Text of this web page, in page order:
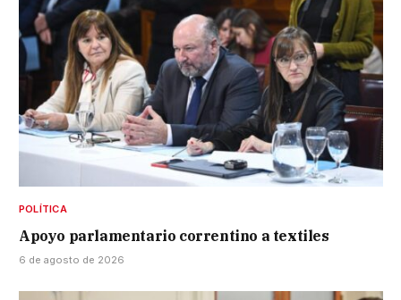
POLÍTICA
Apoyo parlamentario correntino a textiles
6 de agosto de 2026